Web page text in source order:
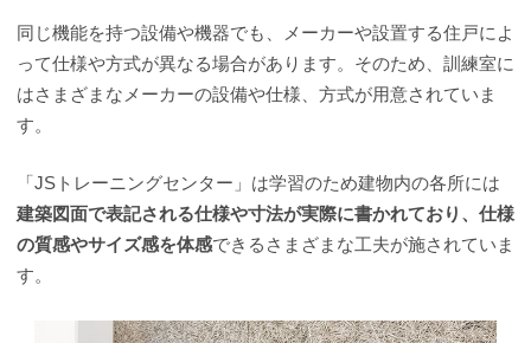
同じ機能を持つ設備や機器でも、メーカーや設置する住戸によ
って仕様や方式が異なる場合があります。そのため、訓練室に
はさまざまなメーカーの設備や仕様、方式が用意されていま
す。
「JSトレーニングセンター」は学習のため建物内の各所には
建築図面で表記される仕様や寸法が実際に書かれており、仕様
の質感やサイズ感を体感できるさまざまな工夫が施されていま
す。